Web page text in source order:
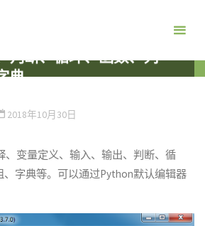
法 注释、变量定义、
判断、循环、函数、列
典
、函数、列表、元组、字典
2018年10月30日
、变量定义、输入、输出、判断、循
字典等。可以通过Python默认编辑器